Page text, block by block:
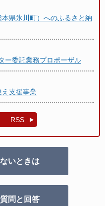
県氷川町）へのふるさと納
ー委託業務プロポーザル
支援事業
RSS
いときは
問と回答